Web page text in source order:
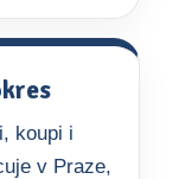
koupi i
v Praze,